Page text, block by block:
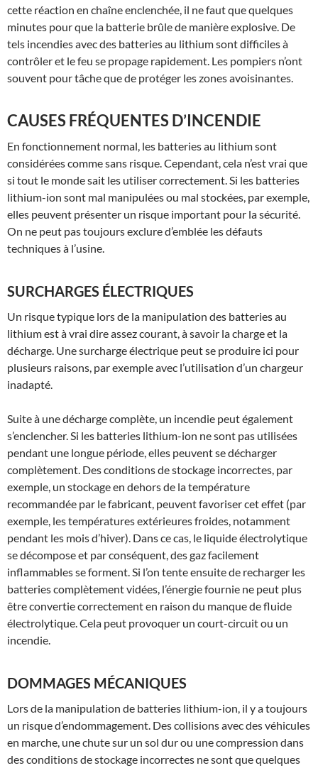
cette réaction en chaîne enclenchée, il ne faut que quelques
minutes pour que la batterie brûle de manière explosive. De
tels incendies avec des batteries au lithium sont difficiles à
contrôler et le feu se propage rapidement. Les pompiers n’ont
souvent pour tâche que de protéger les zones avoisinantes.
CAUSES FRÉQUENTES D’INCENDIE
En fonctionnement normal, les batteries au lithium sont
considérées comme sans risque. Cependant, cela n’est vrai que
si tout le monde sait les utiliser correctement. Si les batteries
lithium-ion sont mal manipulées ou mal stockées, par exemple,
elles peuvent présenter un risque important pour la sécurité.
On ne peut pas toujours exclure d’emblée les défauts
techniques à l’usine.
SURCHARGES ÉLECTRIQUES
Un risque typique lors de la manipulation des batteries au
lithium est à vrai dire assez courant, à savoir la charge et la
décharge. Une surcharge électrique peut se produire ici pour
plusieurs raisons, par exemple avec l’utilisation d’un chargeur
inadapté.
Suite à une décharge complète, un incendie peut également
s’enclencher. Si les batteries lithium-ion ne sont pas utilisées
pendant une longue période, elles peuvent se décharger
complètement. Des conditions de stockage incorrectes, par
exemple, un stockage en dehors de la température
recommandée par le fabricant, peuvent favoriser cet effet (par
exemple, les températures extérieures froides, notamment
pendant les mois d’hiver). Dans ce cas, le liquide électrolytique
se décompose et par conséquent, des gaz facilement
inflammables se forment. Si l’on tente ensuite de recharger les
batteries complètement vidées, l’énergie fournie ne peut plus
être convertie correctement en raison du manque de fluide
électrolytique. Cela peut provoquer un court-circuit ou un
incendie.
DOMMAGES MÉCANIQUES
Lors de la manipulation de batteries lithium-ion, il y a toujours
un risque d’endommagement. Des collisions avec des véhicules
en marche, une chute sur un sol dur ou une compression dans
des conditions de stockage incorrectes ne sont que quelques